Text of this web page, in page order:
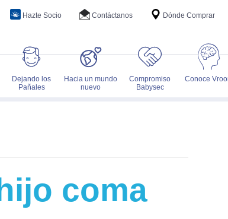
Dejando los
Pañales
Hacia un mundo
nuevo
Compromiso
Babysec
Conoce
Dónde Comprar
Contáctanos
Hazte Socio
coma